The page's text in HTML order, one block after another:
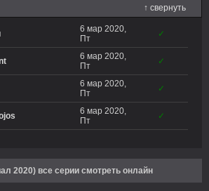
↑ свернуть
6 мар 2020,
Пт
✓
6 мар 2020,
Пт
✓
6 мар 2020,
Пт
✓
6 мар 2020,
Пт
✓
2020) все серии смотреть онлайн